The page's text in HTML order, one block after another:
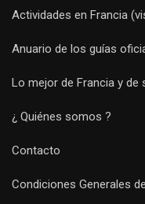
Actividades en Francia
Anuario de los guías
Lo mejor de Francia y de
¿ Quiénes somos ?
Contacto
Condiciones Generales